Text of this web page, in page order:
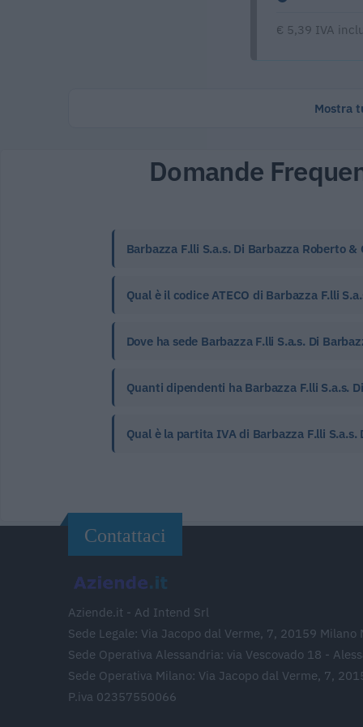
€ 5,39 IVA
Mostra
Domande
Barbazza F.lli S.a.s. Di Barbazza Roberto
Qual è il codice ATECO di Barbazza F.lli
Dove ha sede Barbazza F.lli S.a.s. Di
Quanti dipendenti ha Barbazza F.lli S.a.s.
Qual è la partita IVA di Barbazza F.lli S.a.s.
Contattaci
Aziende.it - Ad Intend Srl
Sede Legale: Via Jacopo dal Verme, 7, 20159 Milano
Sede Operativa Alessandria: via Vescovado 18 -
Sede Operativa Milano: Via Jacopo dal Verme, 7,
P.iva 02357550066